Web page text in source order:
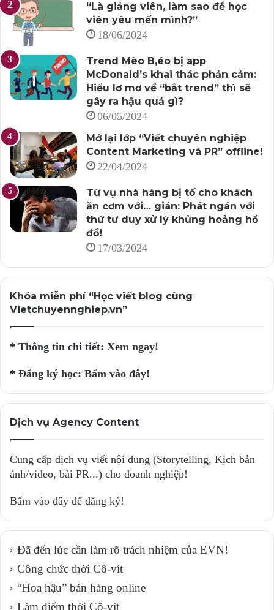
“Là giảng viên, làm sao để học
viên yêu mến mình?”
18/06/2024
Trend Mèo B,éo bị app
McDonald’s khai thác phản cảm:
Hiểu lơ mơ về “bắt trend” thì sẽ
gây ra hậu quả gì?
06/05/2024
Mở lại lớp “Viết chuyên nghiệp
Content Marketing và PR” offline!
22/04/2024
Từ vụ nhà hàng bị tố cho khách
ăn cơm với… gián: Phát ngán với
thứ tư duy xử lý khủng hoảng hồ
đồ!
17/03/2024
Khóa miễn phí “Học viết blog cùng
Vietchuyennghiep.vn”
* Thông tin chi tiết: Xem ngay!
* Đăng ký học: Bấm vào đây!
Dịch vụ Agency Content
Cung cấp dịch vụ viết nội dung (Storytelling, Kịch bản
ảnh/video, bài PR...) cho doanh nghiệp!
Bấm vào đây để đăng ký!
Đã đến lúc cần làm rõ trách nhiệm của EVN!
Công chức thời Cô-vít
“Hoa hậu” bán hàng online
Làm điếm thời Cô-vít